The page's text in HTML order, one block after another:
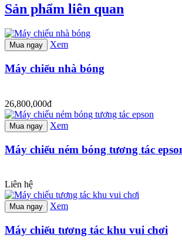
Sản phẩm liên quan
Mua ngay Xem
Máy chiếu nhà bóng
26,800,000đ
Mua ngay Xem
Máy chiếu ném bóng tương tác
Liên hệ
Mua ngay Xem
Máy chiếu tương tác khu vui chơi